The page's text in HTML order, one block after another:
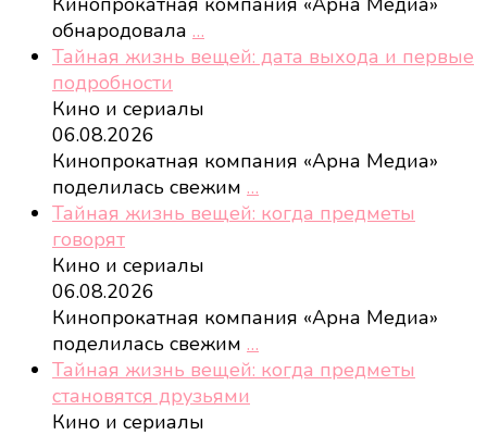
обнародовала …
Тайная жизнь вещей: дата выхода и первые
подробности
Кино и сериалы
06.08.2026
Кинопрокатная компания «Арна Медиа»
поделилась свежим …
Тайная жизнь вещей: когда предметы
говорят
Кино и сериалы
06.08.2026
Кинопрокатная компания «Арна Медиа»
поделилась свежим …
Тайная жизнь вещей: когда предметы
становятся друзьями
Кино и сериалы